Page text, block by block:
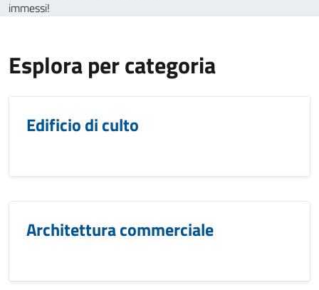
immessi!
Esplora per categoria
Edificio di culto
Architettura commerciale